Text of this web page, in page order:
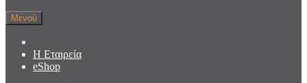
Μενού
Η Εταιρεία
eShop